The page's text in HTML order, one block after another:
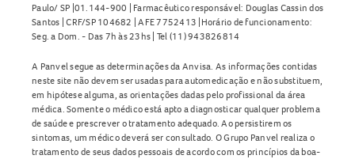
Paulo/ SP |01.144-900 | Farmacêutico responsável: Douglas Cassin dos
Santos | CRF/SP 104682 | AFE 7752413 |Horário de funcionamento:
Seg. a Dom. - Das 7h às 23hs | Tel (11) 943826814
A Panvel segue as determinações da Anvisa. As informações contidas
neste site não devem ser usadas para automedicação e não substituem,
em hipótese alguma, as orientações dadas pelo profissional da área
médica. Somente o médico está apto a diagnosticar qualquer problema
de saúde e prescrever o tratamento adequado. Ao persistirem os
sintomas, um médico deverá ser consultado. O Grupo Panvel realiza o
tratamento de seus dados pessoais de acordo com os princípios da boa-